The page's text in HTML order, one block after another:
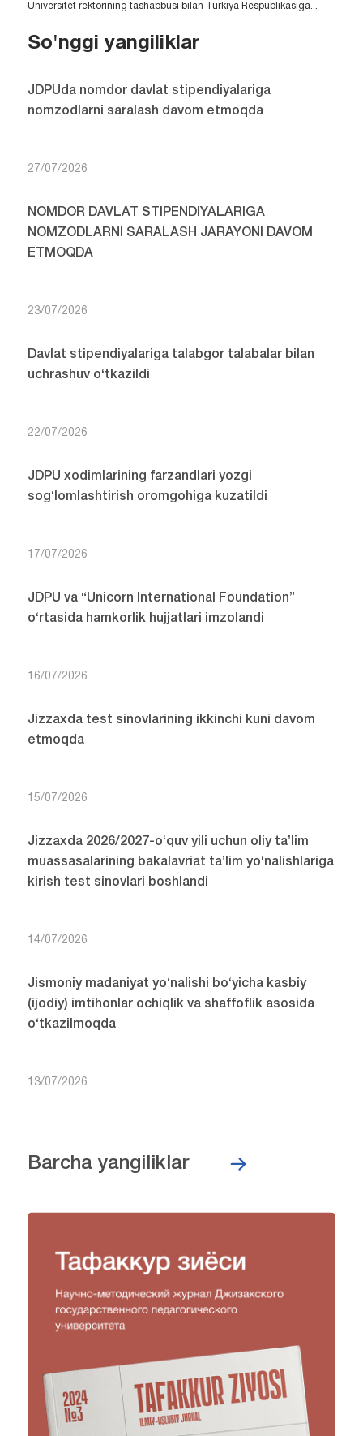
Universitet rektorining tashabbusi bilan Turkiya Respublikasiga...
So'nggi yangiliklar
JDPUda nomdor davlat stipendiyalariga
nomzodlarni saralash davom etmoqda
27/07/2026
NOMDOR DAVLAT STIPENDIYALARIGA
NOMZODLARNI SARALASH JARAYONI DAVOM
ETMOQDA
23/07/2026
Davlat stipendiyalariga talabgor talabalar bilan
uchrashuv o‘tkazildi
22/07/2026
JDPU xodimlarining farzandlari yozgi
sog‘lomlashtirish oromgohiga kuzatildi
17/07/2026
JDPU va “Unicorn International Foundation”
o‘rtasida hamkorlik hujjatlari imzolandi
16/07/2026
Jizzaxda test sinovlarining ikkinchi kuni davom
etmoqda
15/07/2026
Jizzaxda 2026/2027-o‘quv yili uchun oliy ta’lim
muassasalarining bakalavriat ta’lim yo‘nalishlariga
kirish test sinovlari boshlandi
14/07/2026
Jismoniy madaniyat yo‘nalishi bo‘yicha kasbiy
(ijodiy) imtihonlar ochiqlik va shaffoflik asosida
o‘tkazilmoqda
13/07/2026
Barcha yangiliklar